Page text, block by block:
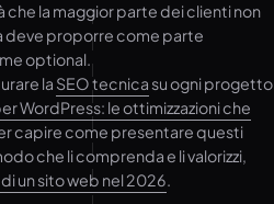
la maggior parte dei clienti non
deve proporre come parte
optional.
la SEO tecnicasu ogni progetto
WordPress: le ottimizzazioni che
capire come presentare questi
che li comprenda e li valorizzi,
un sito web nel 2026.